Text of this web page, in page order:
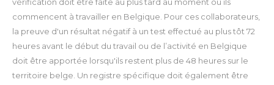
commencent à travailler en Belgique. Pour ces collaborateurs,
la preuve d'un résultat négatif à un test effectué au plus tôt 72
heures avant le début du travail ou de l’activité en Belgique
doit être apportée lorsqu'ils restent plus de 48 heures sur le
territoire belge. Un registre spécifique doit également être